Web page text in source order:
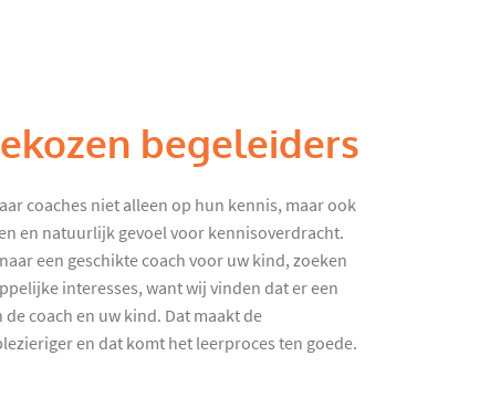
begeleiders
coaches niet alleen op hun kennis, maar ook
en natuurlijk gevoel voor kennisoverdracht.
een geschikte coach voor uw kind, zoeken
interesses, want wij vinden dat er een
coach en uw kind. Dat maakt de
en dat komt het leerproces ten goede.